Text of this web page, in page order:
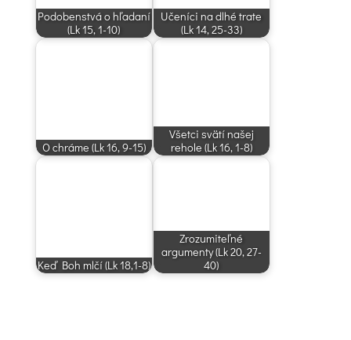
Podobenstvá o hľadaní
(Lk 15, 1-10)
Učeníci na dlhé trate
(Lk 14, 25-33)
O chráme (Lk 16, 9-15)
Všetci svätí našej
rehole (Lk 16, 1-8)
Keď Boh mlčí (Lk 18,1-8)
Zrozumiteľné
argumenty (Lk 20, 27-
40)